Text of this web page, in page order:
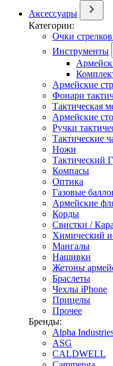
Аксессуары
Категории:
Очки
Инструменты
Армейские
Фонари
Тактическая
Армейские
Ручки
Тактические
Ножи
Тактический
Компасы
Оптика
Газовые
Армейские
Корды
Свистки /
Химический
Мангалы
Нашивки
Жетоны
Браслеты
Чехлы iPhone
Прицелы
Прочее
Бренды:
Alpha
ASG
CALDWELL